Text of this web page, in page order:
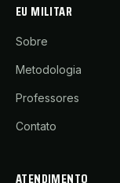
EU MILITAR
Sobre
Metodologia
Professores
Contato
ATENDIMENTO